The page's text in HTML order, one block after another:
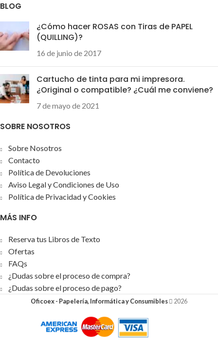
BLOG
¿Cómo hacer ROSAS con Tiras de PAPEL
(QUILLING)?
16 de junio de 2017
Cartucho de tinta para mi impresora.
¿Original o compatible? ¿Cuál me conviene?
7 de mayo de 2021
SOBRE NOSOTROS
Sobre Nosotros
Contacto
Política de Devoluciones
Aviso Legal y Condiciones de Uso
Política de Privacidad y Cookies
MÁS INFO
Reserva tus Libros de Texto
Ofertas
FAQs
¿Dudas sobre el proceso de compra?
¿Dudas sobre el proceso de pago?
Oficoex - Papelería, Informática y Consumibles 2026